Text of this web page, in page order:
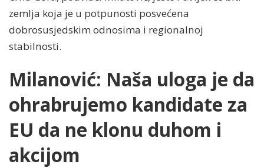
zemlja koja je u potpunosti posvećena
dobrosusjedskim odnosima i regionalnoj
stabilnosti.
Milanović: Naša uloga je da
ohrabrujemo kandidate za
EU da ne klonu duhom i
akcijom